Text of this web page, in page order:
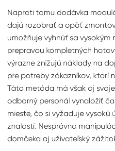
Naproti tomu dodávka
dajú rozobrať a opäť
umožňuje vyhnúť sa vysokým
prepravou kompletných
výrazne znižujú náklady na
pre potreby zákazníkov, ktorí
Táto metóda má však aj
odborný personál vynaložiť
mieste, čo si vyžaduje vysokú
znalostí. Nesprávna
domčeka aj užívateľský